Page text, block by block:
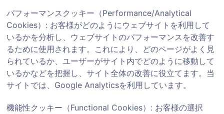
パフォーマンスクッキー（Performance/Analytical
Cookies）: お客様がどのようにウェブサイトを利用して
いるかを分析し、ウェブサイトのパフォーマンスを改善す
るために使用されます。これにより、どのページがよく見
られているか、ユーザーがサイト内でどのように移動して
いるかなどを把握し、サイト全体の改善に役立てます。当
サイトでは、Google Analyticsを利用しています。
機能性クッキー（Functional Cookies）: お客様の選択